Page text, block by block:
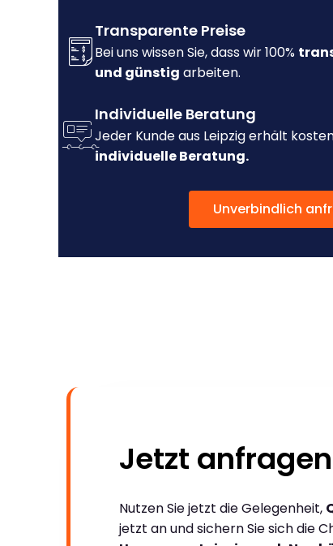
Transparente Preise
Bei uns wissen Sie, dass wir 100%
und günstig arbeiten.
Individuelle Beratung
Jeder Kunde aus Leipzig erhält
individuelle Beratung.
Unverbindlich
Jetzt
Nutzen Sie jetzt die Gelegenheit,
jetzt an und sichern Sie sich die